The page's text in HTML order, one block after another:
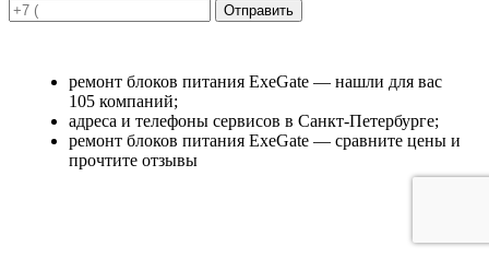
ремонт блоков питания ExeGate — нашли для вас
105 компаний;
адреса и телефоны сервисов в Санкт-Петербурге;
ремонт блоков питания ExeGate — сравните цены и
прочтите отзывы